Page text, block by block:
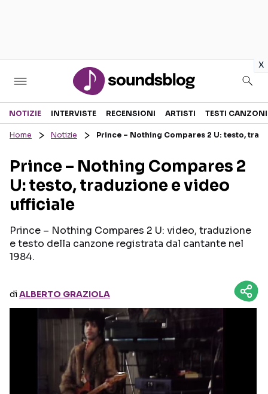
x
Sezioni
RECENSIONI MUSICALI
INTERVISTE
GOSSIP E CURIOSITÀ
TESTI CANZONI
TOUR ED EVENTI
Seguici sui social
NOTIZIE INTERVISTE RECENSIONI ARTISTI TESTI CANZONI
Home Notizie Prince – Nothing Compares 2 U: testo,
Prince – Nothing Compares 2
U: testo, traduzione e video
ufficiale
Prince – Nothing Compares 2 U: video, traduzione
e testo della canzone registrata dal cantante nel
1984.
diALBERTO GRAZIOLA